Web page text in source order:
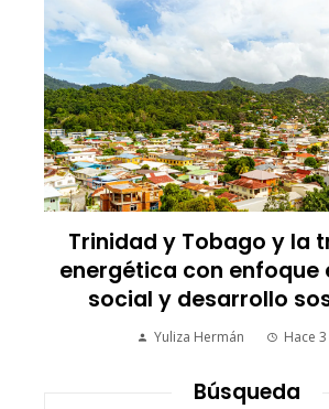
Trinidad y Tobago y la
con enfoque en
social y desarrollo
Yuliza Hermán Hace 3 días
Búsqueda